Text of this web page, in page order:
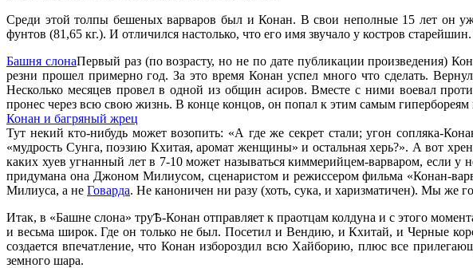
Среди этой толпы бешеных варваров был и Конан. В свои неполные 15 лет он
фунтов (81,65 кг.). И отличился настолько, что его имя звучало у костров
Башня слонаПервый раз (по возрасту, но не по дате публикации произведения)
резни прошел примерно год. За это время Конан успел много что сделать.
Несколько месяцев провел в одной из общин асиров. Вместе с ними воевал
пронес через всю свою жизнь. В конце концов, он попал к этим самым
Конан и багряный жрец
Тут некий кто-нибудь может возопить: «А где же секрет стали; угон сопляка-
«мудрость Сунга, поэзию Кхитая, аромат женщины» и остальная херь?». А вот
каких хуев угнанный лет в 7-10 может называться киммерийцем-варваром, если у
придумана она Джоном Милиусом, сценаристом и режиссером фильма «Конан-
Милиуса, а не Говарда. Не каноничен ни разу (хоть, сука, и харизматичен). Мы же
Итак, в «Башне слона» труѢ-Конан отправляет к праотцам колдуна и с этого
и весьма широк. Где он только не был. Посетил и Вендию, и Кхитай, и Черные
создается впечатление, что Конан избороздил всю Хайборию, плюс все
земного шара.